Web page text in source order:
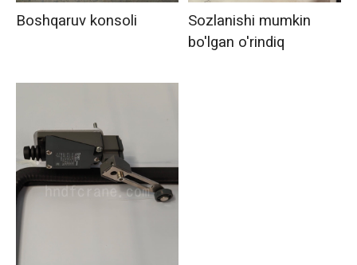
Boshqaruv konsoli
Sozlanishi mumkin
bo'lgan o'rindiq